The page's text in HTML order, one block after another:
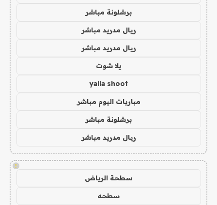
برشلونة مباشر
ريال مدريد مباشر
ريال مدريد مباشر
يلا شوت
yalla shoot
مباريات اليوم مباشر
برشلونة مباشر
ريال مدريد مباشر
!
سطحة الرياض
سطحه